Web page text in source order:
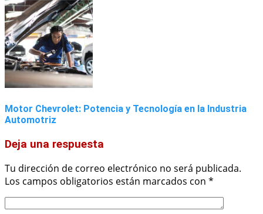
Motor Chevrolet: Potencia y Tecnología en la Industria
Automotriz
Deja una respuesta
Tu dirección de correo electrónico no será publicada.
Los campos obligatorios están marcados con *